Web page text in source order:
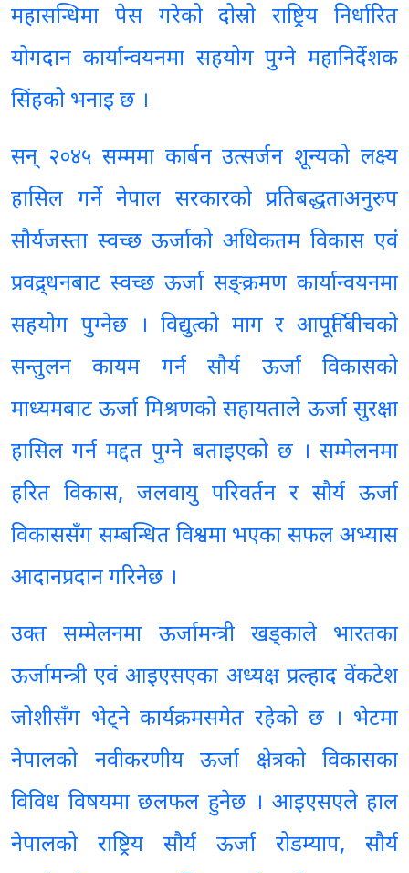
महासन्धिमा पेस गरेको दोस्रो राष्ट्रिय निर्धारित
योगदान कार्यान्वयनमा सहयोग पुग्ने महानिर्देशक
सिंहको भनाइ छ ।
सन् २०४५ सम्ममा कार्बन उत्सर्जन शून्यको लक्ष्य
हासिल गर्ने नेपाल सरकारको प्रतिबद्धताअनुरुप
सौर्यजस्ता स्वच्छ ऊर्जाको अधिकतम विकास एवं
प्रवद्र्धनबाट स्वच्छ ऊर्जा सङ्क्रमण कार्यान्वयनमा
सहयोग पुग्नेछ । विद्युत्को माग र आपूर्तिबीचको
सन्तुलन कायम गर्न सौर्य ऊर्जा विकासको
माध्यमबाट ऊर्जा मिश्रणको सहायताले ऊर्जा सुरक्षा
हासिल गर्न मद्दत पुग्ने बताइएको छ । सम्मेलनमा
हरित विकास, जलवायु परिवर्तन र सौर्य ऊर्जा
विकाससँग सम्बन्धित विश्वमा भएका सफल अभ्यास
आदानप्रदान गरिनेछ ।
उक्त सम्मेलनमा ऊर्जामन्त्री खड्काले भारतका
ऊर्जामन्त्री एवं आइएसएका अध्यक्ष प्रल्हाद वेंकटेश
जोशीसँग भेट्ने कार्यक्रमसमेत रहेको छ । भेटमा
नेपालको नवीकरणीय ऊर्जा क्षेत्रको विकासका
विविध विषयमा छलफल हुनेछ । आइएसएले हाल
नेपालको राष्ट्रिय सौर्य ऊर्जा रोडम्याप, सौर्य